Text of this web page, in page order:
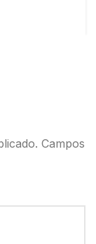
Campos